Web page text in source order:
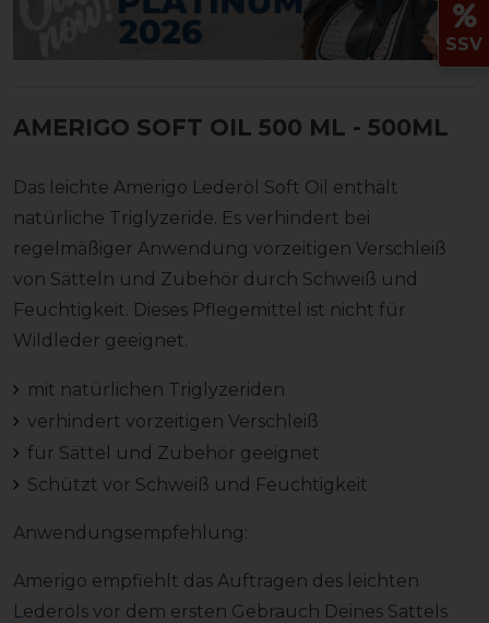
AMERIGO SOFT OIL 500 ML - 500ML
Das leichte Amerigo Lederöl Soft Oil enthält
natürliche Triglyzeride. Es verhindert bei
regelmäßiger Anwendung vorzeitigen Verschleiß
von Sätteln und Zubehör durch Schweiß und
Feuchtigkeit. Dieses Pflegemittel ist nicht für
Wildleder geeignet.
mit natürlichen Triglyzeriden
verhindert vorzeitigen Verschleiß
für Sättel und Zubehör geeignet
Schützt vor Schweiß und Feuchtigkeit
Anwendungsempfehlung:
Amerigo empfiehlt das Auftragen des leichten
Lederöls vor dem ersten Gebrauch Deines Sattels
SSV